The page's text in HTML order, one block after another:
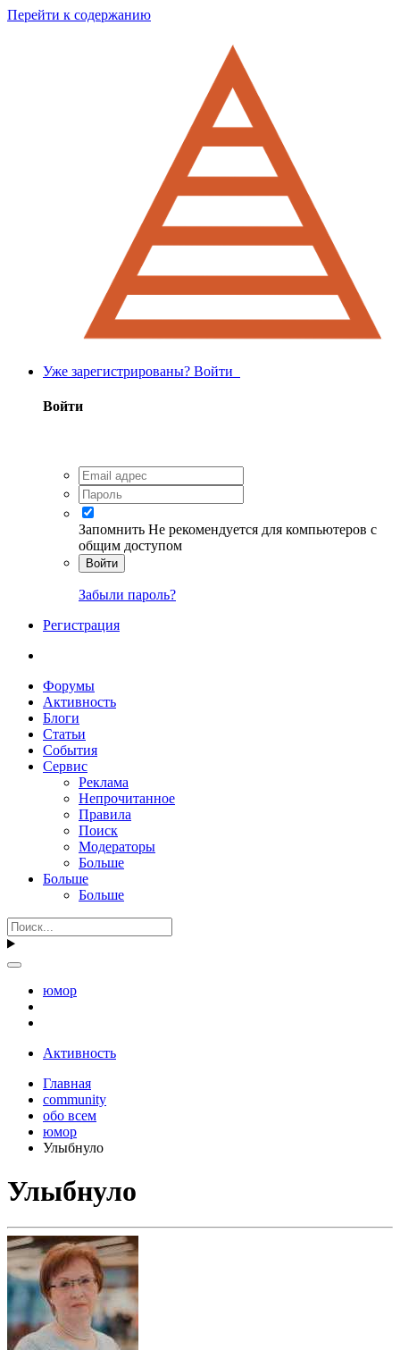
Перейти к содержанию
Уже зарегистрированы? Войти
Войти
Запомнить Не рекомендуется для компьютеров с
общим доступом
Войти
Забыли пароль?
Регистрация
Форумы
Активность
Блоги
Статьи
События
Сервис
Реклама
Непрочитанное
Правила
Поиск
Модераторы
Больше
Больше
Больше
юмор
Активность
Главная
community
обо всем
юмор
Улыбнуло
Улыбнуло